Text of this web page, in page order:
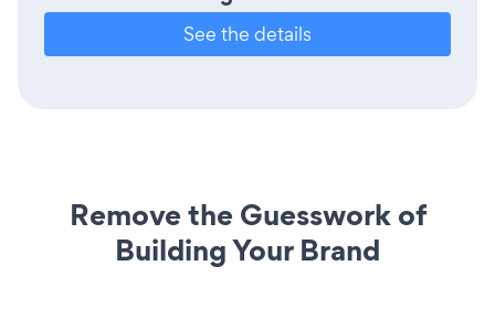
See the details
Remove the Guesswork of
Building Your Brand